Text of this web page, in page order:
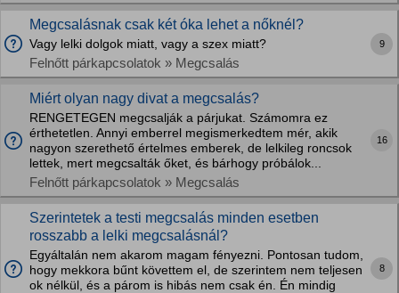
Megcsalásnak csak két óka lehet a nőknél?
Vagy lelki dolgok miatt, vagy a szex miatt?
Felnőtt párkapcsolatok » Megcsalás
9
Miért olyan nagy divat a megcsalás?
RENGETEGEN megcsalják a párjukat. Számomra ez
érthetetlen. Annyi emberrel megismerkedtem mér, akik
nagyon szerethető értelmes emberek, de lelkileg roncsok
lettek, mert megcsalták őket, és bárhogy próbálok...
Felnőtt párkapcsolatok » Megcsalás
16
Szerintetek a testi megcsalás minden esetben
rosszabb a lelki megcsalásnál?
Egyáltalán nem akarom magam fényezni. Pontosan tudom,
hogy mekkora bűnt követtem el, de szerintem nem teljesen
ok nélkül, és a párom is hibás nem csak én. Én mindig
8